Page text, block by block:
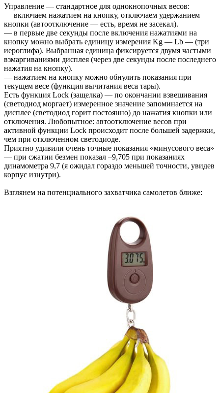
Управление — стандартное для однокнопочных весов:
— включаем нажатием на кнопку, отключаем удержанием
кнопки (автоотключение — есть, время не засекал).
— в первые две секунды после включения нажатиями на
кнопку можно выбрать единицу измерения Kg — Lb — (три
иероглифа). Выбранная единица фиксируется двумя частыми
взмаргиваниями дисплея (через две секунды после последнего
нажатия на кнопку).
— нажатием на кнопку можно обнулить показания при
текущем весе (функция вычитания веса тары).
Есть функция Lock (защелка) — по окончании взвешивания
(светодиод моргает) измеренное значение запоминается на
дисплее (светодиод горит постоянно) до нажатия кнопки или
отключения. Любопытное: автоотключение весов при
активной функции Lock происходит после большей задержки,
чем при отключенном светодиоде.
Приятно удивили очень точные показания «минусового веса»
— при сжатии безмен показал –9,705 при показаниях
динамометра 9,7 (я ожидал гораздо меньшей точности, увидев
корпус изнутри).
Взглянем на потенциального захватчика самолетов ближе: